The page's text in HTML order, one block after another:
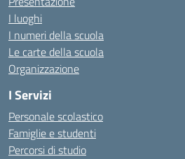
I luoghi
I numeri della scuola
Le carte della scuola
Organizzazione
I Servizi
Personale scolastico
Famiglie e studenti
Percorsi di studio